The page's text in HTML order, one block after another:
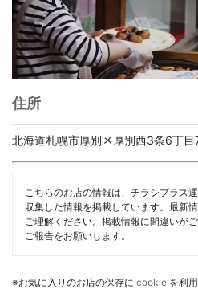
住所
北海道札幌市厚別区厚別西3条6丁
こちらのお店の情報は、チラシプラス
収集した情報を掲載しています。最新
ご理解ください。掲載情報に間違いが
ご報告をお願いします。
※お気に入りのお店の保存に cookie を利